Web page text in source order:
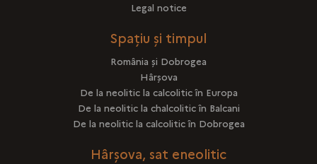
Legal notice
Spațiu și timpul
România şi Dobrogea
Hârşova
De la neolitic la calcolitic în Europa
De la neolitic la chalcolitic în Balcani
De la neolitic la calcolitic în Dobrogea
Hârşova, sat eneolitic